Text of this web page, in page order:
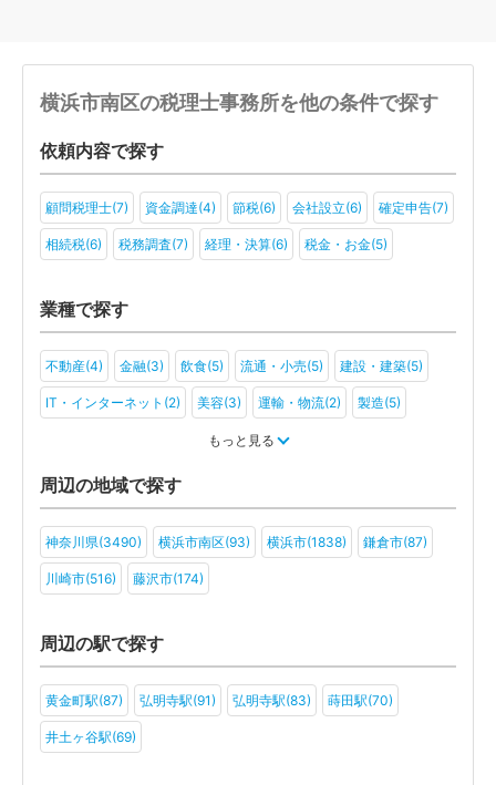
横浜市南区の税理士事務所を他の条件で探す
依頼内容で探す
顧問税理士(7) 資金調達(4) 節税(6) 会社設立(6) 確定申告(7)
相続税(6) 税務調査(7) 経理・決算(6) 税金・お金(5)
業種で探す
不動産(4) 金融(3) 飲食(5) 流通・小売(5) 建設・建築(5)
IT・インターネット(2) 美容(3) 運輸・物流(2) 製造(5)
旅行・ホテル(2)
アミューズメント・レジャー(2)
ＮＰＯ法人(3)
もっと見る
周辺の地域で探す
神奈川県(3490) 横浜市南区(93) 横浜市(1838) 鎌倉市(87)
川崎市(516) 藤沢市(174)
周辺の駅で探す
黄金町駅(87) 弘明寺駅(91) 弘明寺駅(83) 蒔田駅(70)
井土ヶ谷駅(69)